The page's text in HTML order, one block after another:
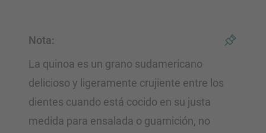
Nota:
La quinoa es un grano sudamericano
delicioso y ligeramente crujiente entre los
dientes cuando está cocido en su justa
medida para ensalada o guarnición, no